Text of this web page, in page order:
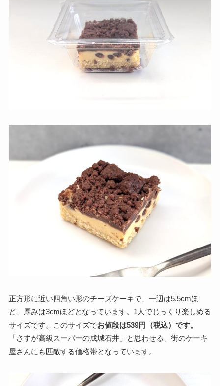
正方形に近い四角い形のチーズケーキで、一辺は5.5cmほ
ど、厚みは3cmほどとなっています。1人でじっくり楽しめる
サイズです。このサイズでお値段は539円（税込）です。
「さすが高級スーパーの成城石井」と思わせる、街のケーキ
屋さんにも匹敵する価格帯となっています。